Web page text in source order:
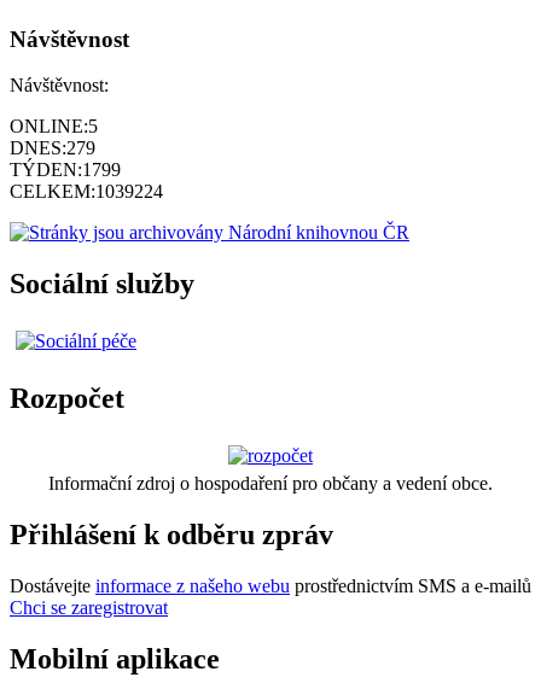
Návštěvnost
Návštěvnost:
ONLINE:5
DNES:279
TÝDEN:1799
CELKEM:1039224
Sociální služby
Rozpočet
Informační zdroj o hospodaření pro občany a vedení obce.
Přihlášení k odběru zpráv
Dostávejte informace z našeho webu prostřednictvím SMS a e-mailů
Chci se zaregistrovat
Mobilní aplikace